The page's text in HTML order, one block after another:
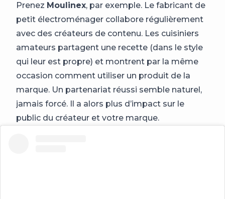
Prenez Moulinex, par exemple. Le fabricant de
petit électroménager collabore régulièrement
avec des créateurs de contenu. Les cuisiniers
amateurs partagent une recette (dans le style
qui leur est propre) et montrent par la même
occasion comment utiliser un produit de la
marque. Un partenariat réussi semble naturel,
jamais forcé. Il a alors plus d’impact sur le
public du créateur et votre marque.